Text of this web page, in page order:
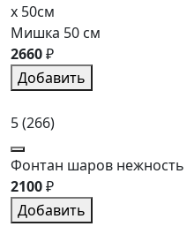
x 50см
Мишка 50 см
2660₽
Добавить
5(266)
Фонтан шаров нежность
2100₽
Добавить